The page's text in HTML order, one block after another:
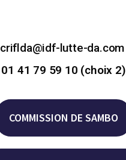
criflda@idf-lutte-da.com
01 41 79 59 10 (choix 2)
COMMISSION DE SAMBO